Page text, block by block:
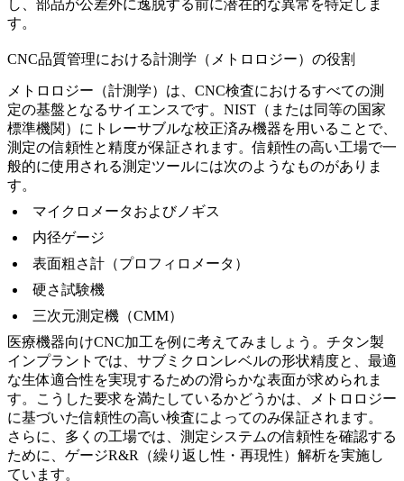
し、部品が公差外に逸脱する前に潜在的な異常を特定しま
す。
CNC品質管理における計測学（メトロロジー）の役割
メトロロジー（計測学）は、CNC検査におけるすべての測
定の基盤となるサイエンスです。NIST（または同等の国家
標準機関）にトレーサブルな校正済み機器を用いることで、
測定の信頼性と精度が保証されます。信頼性の高い工場で一
般的に使用される測定ツールには次のようなものがありま
す。
マイクロメータおよびノギス
内径ゲージ
表面粗さ計（プロフィロメータ）
硬さ試験機
三次元測定機（CMM）
医療機器向けCNC加工を例に考えてみましょう。チタン製
インプラントでは、サブミクロンレベルの形状精度と、最適
な生体適合性を実現するための滑らかな表面が求められま
す。こうした要求を満たしているかどうかは、メトロロジー
に基づいた信頼性の高い検査によってのみ保証されます。
さらに、多くの工場では、測定システムの信頼性を確認する
ために、ゲージR&R（繰り返し性・再現性）解析を実施し
ています。